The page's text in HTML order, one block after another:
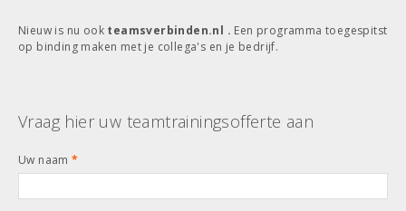
Nieuw is nu ook teamsverbinden.nl . Een programma toegespitst
op binding maken met je collega's en je bedrijf.
Vraag hier uw teamtrainingsofferte aan
Uw naam*